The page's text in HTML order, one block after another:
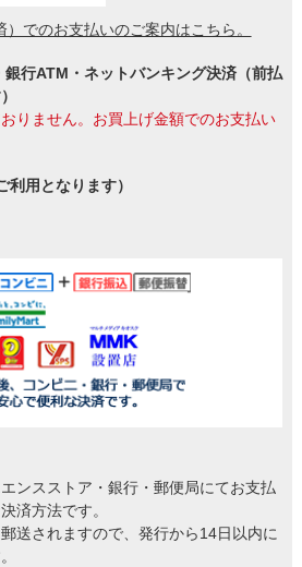
でのお支払いのご案内はこちら。
行ATM・ネットバンキング決済（前払
りません。お買上げ金額でのお支払い
用となります）
ンスストア・銀行・郵便局にてお支払
済方法です。
送されますので、発行から14日以内に